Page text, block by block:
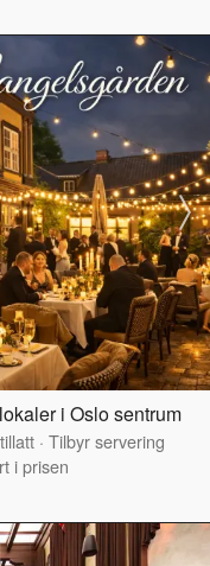
i Oslo sentrum
· Tilbyr servering
i prisen